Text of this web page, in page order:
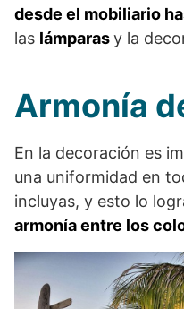
desde el mobiliario
las lámparasy la
Armonía
En la decoración es
una uniformidad en
incluyas, y esto lo
armonía entre los